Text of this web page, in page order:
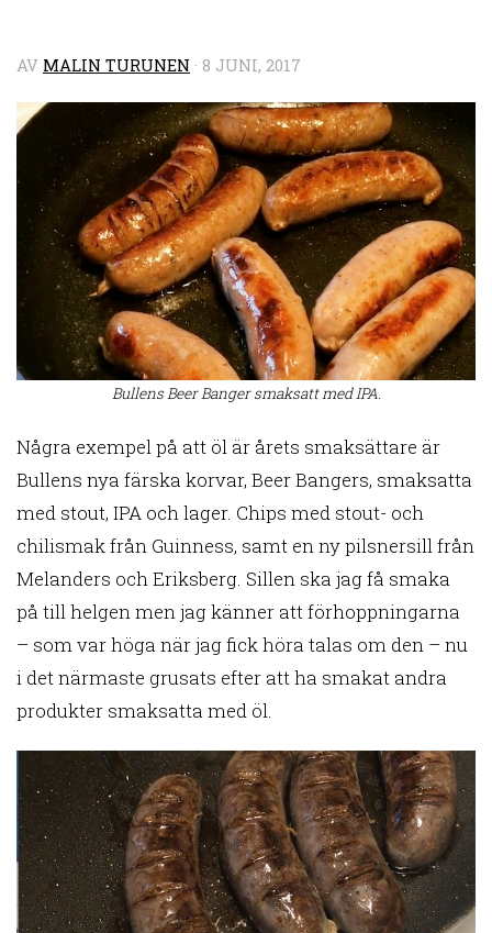
AV MALIN TURUNEN · 8 JUNI, 2017
Bullens Beer Banger smaksatt med IPA.
Några exempel på att öl är årets smaksättare är
Bullens nya färska korvar, Beer Bangers, smaksatta
med stout, IPA och lager. Chips med stout- och
chilismak från Guinness, samt en ny pilsnersill från
Melanders och Eriksberg. Sillen ska jag få smaka
på till helgen men jag känner att förhoppningarna
– som var höga när jag fick höra talas om den – nu
i det närmaste grusats efter att ha smakat andra
produkter smaksatta med öl.